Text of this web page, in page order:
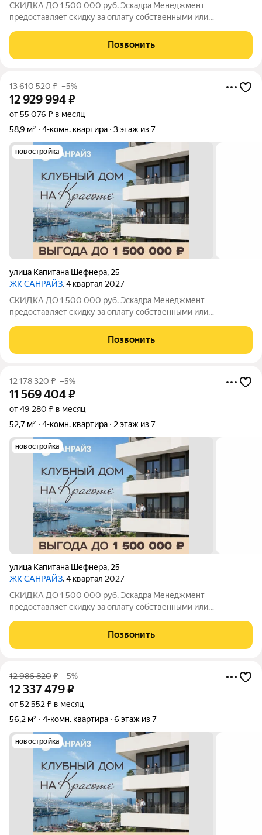
СКИДКА ДО 1 500 000 руб. Эскадра Менеджмент
предоставляет скидку за оплату собственными или
квартиры: - 2% - на квартиры площадью до 55 кв.м. - 5% - на
квартиры площадью от 55 кв.м. Стоимость квартиры
Позвонить
13 610 520₽ –5%
12 929 994₽
от 55 076 ₽ в месяц
58,9 м²
4-комн. квартира 3 этаж из 7
новостройка
улица Капитана Шефнера, 25
ЖК САНРАЙЗ, 4 квартал 2027
СКИДКА ДО 1 500 000 руб. Эскадра Менеджмент
предоставляет скидку за оплату собственными или
квартиры: - 2% - на квартиры площадью до 55 кв.м. - 5% - на
квартиры площадью от 55 кв.м. Стоимость квартиры
Позвонить
12 178 320₽ –5%
11 569 404₽
от 49 280 ₽ в месяц
52,7 м²
4-комн. квартира 2 этаж из 7
новостройка
улица Капитана Шефнера, 25
ЖК САНРАЙЗ, 4 квартал 2027
СКИДКА ДО 1 500 000 руб. Эскадра Менеджмент
предоставляет скидку за оплату собственными или
квартиры: - 2% - на квартиры площадью до 55 кв.м. - 5% - на
квартиры площадью от 55 кв.м. Стоимость квартиры
Позвонить
12 986 820₽ –5%
12 337 479₽
от 52 552 ₽ в месяц
56,2 м²
4-комн. квартира 6 этаж из 7
новостройка